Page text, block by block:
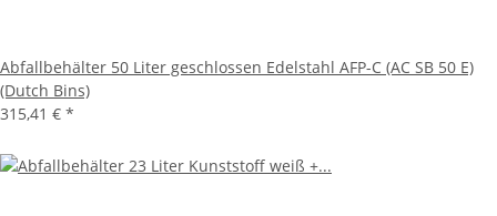
Abfallbehälter 50 Liter geschlossen Edelstahl AFP-C (AC SB 50 E)
(Dutch Bins)
315,41 € *